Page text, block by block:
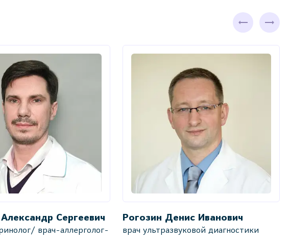
Сергеевич
врач-аллерголог-
Рогозин Денис Иванович
врач ультразвуковой диагностики